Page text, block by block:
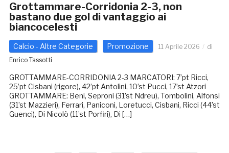
Grottammare-Corridonia 2-3, non
bastano due gol di vantaggio ai
biancocelesti
Calcio - Altre Categorie Promozione 11 Aprile 2026
di
Enrico Tassotti
GROTTAMMARE-CORRIDONIA 2-3 MARCATORI: 7’pt Ricci,
25’pt Cisbani (rigore), 42’pt Antolini, 10’st Pucci, 17’st Atzori
GROTTAMMARE: Beni, Seproni (31’st Ndreu), Tombolini, Alfonsi
(31’st Mazzieri), Ferrari, Paniconi, Loretucci, Cisbani, Ricci (44’st
Guenci), Di Nicolò (11’st Porfiri), Di […]